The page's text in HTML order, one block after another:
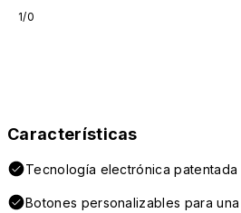
1/0
Características
Tecnología electrónica patentada
Botones personalizables para